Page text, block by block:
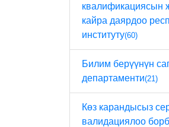
квалификациясын
кайра даярдоо
институту(60)
Билим берүүнүн
департаменти(21)
Көз карандысыз
валидациялоо